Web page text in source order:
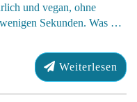
und vegan, ohne
Sekunden. Was …
Weiterlesen